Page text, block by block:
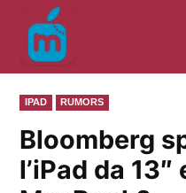
contenuto
PUBBLICATO
IN
IPAD RUMORS
Bloomberg
l’iPad da